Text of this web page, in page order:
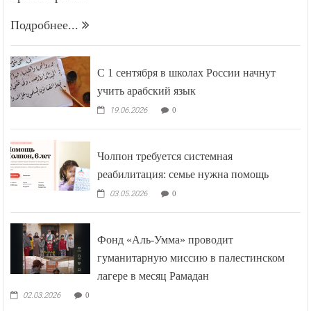
Подробнее...
С 1 сентября в школах России начнут
учить арабский язык
19.06.2026 0
Чолпон требуется системная
реабилитация: семье нужна помощь
03.05.2026 0
Фонд «Аль-Умма» проводит
гуманитарную миссию в палестинском
лагере в месяц Рамадан
02.03.2026 0